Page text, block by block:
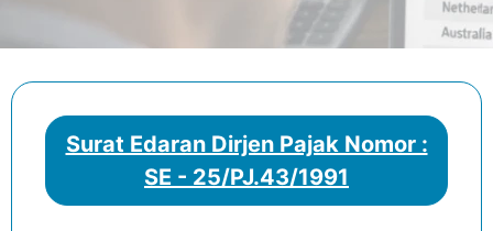
Surat Edaran Dirjen Pajak Nomor :
SE - 25/PJ.43/1991